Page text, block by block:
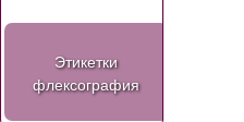
Этикетки
флексография